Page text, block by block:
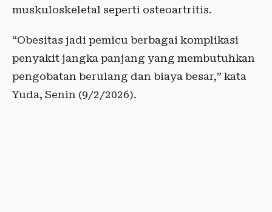
muskuloskeletal seperti osteoartritis.
“Obesitas jadi pemicu berbagai komplikasi
penyakit jangka panjang yang membutuhkan
pengobatan berulang dan biaya besar,” kata
Yuda, Senin (9/2/2026).